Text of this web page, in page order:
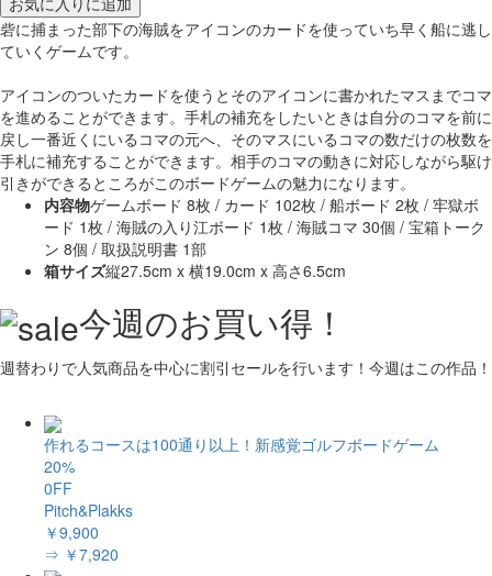
砦に捕まった部下の海賊をアイコンのカードを使っていち早く船に逃し
ていくゲームです。
アイコンのついたカードを使うとそのアイコンに書かれたマスまでコマ
を進めることができます。手札の補充をしたいときは自分のコマを前に
戻し一番近くにいるコマの元へ、そのマスにいるコマの数だけの枚数を
手札に補充することができます。相手のコマの動きに対応しながら駆け
引きができるところがこのボードゲームの魅力になります。
内容物ゲームボード 8枚 / カード 102枚 / 船ボード 2枚 / 牢獄ボ
ード 1枚 / 海賊の入り江ボード 1枚 / 海賊コマ 30個 / 宝箱トーク
ン 8個 / 取扱説明書 1部
箱サイズ縦27.5cm x 横19.0cm x 高さ6.5cm
今週のお買い得！
週替わりで人気商品を中心に割引セールを行います！今週はこの作品！
作れるコースは100通り以上！新感覚ゴルフボードゲーム
20%
0FF
Pitch&Plakks
￥9,900
⇒ ￥7,920